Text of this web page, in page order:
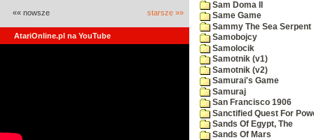
«« nowsze starsze »»
AtariOnline.pl na YouTube
Sam Doma II
Same Game
Sammy The Sea Serpent
Samobojcy
Samolocik
Samotnik (v1)
Samotnik (v2)
Samurai's Game
Samuraj
San Francisco 1906
Sanctified Quest For
Sands Of Egypt, The
Sands Of Mars